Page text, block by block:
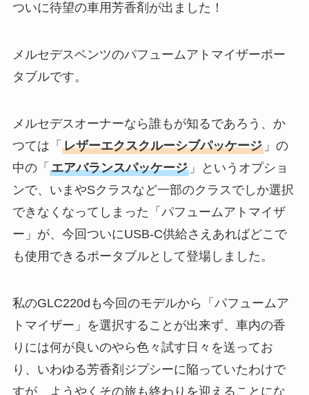
ついに待望の車用芳香剤が出ました！
メルセデスベンツのパフュームアトマイザーポー
タブルです。
メルセデスオーナーなら誰もが知るであろう、か
つては「 レザーエクスクルーシブパッケージ」の
中の「 エアバランスパッケージ」というオプショ
ンで、いまやSクラスなど一部のクラスでしか選択
できなくなってしまった「パフュームアトマイザ
ー」が、今回ついにUSB-C供給さえあればどこで
も使用できるポータブルとして登場しました。
私のGLC220dも今回のモデルから「パフュームア
トマイザー」を選択することが出来ず、車内の香
りには何が良いのやら色々試す日々を送ってお
り、いわゆる芳香剤ジプシーに陥っていたわけで
すが、ようやくその旅も終わりを迎えることにな